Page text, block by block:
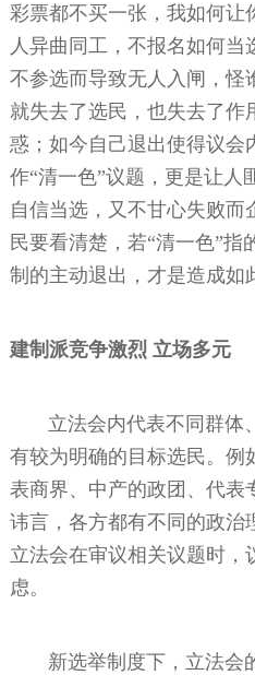
彩票都不买一张，我如何让
人异曲同工，不报名如何当
不参选而导致无人入闸，怪
就失去了选民，也失去了作
惑；如今自己退出使得议会
作“清一色”议题，更是让人
自信当选，又不甘心失败而
民要看清楚，若“清一色”指
制的主动退出，才是造成如
建制派竞争激烈 立场多元
立法会内代表不同群体
有较为明确的目标选民。例
表商界、中产的政团、代表
讳言，各方都有不同的政治
立法会在审议相关议题时，
虑。
新选举制度下，立法会